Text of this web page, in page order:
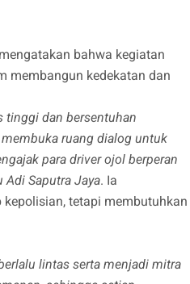
bahwa kegiatan
membangun kedekatan dan
tinggi dan bersentuhan
ruang dialog untuk
para driver ojol berperan
Saputra Jaya. Ia
tetapi membutuhkan
lintas serta menjadi mitra